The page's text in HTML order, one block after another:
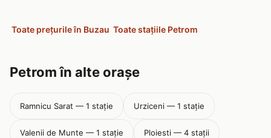
Toate prețurile în Buzau Toate stațiile Petrom
Petrom în alte orașe
Ramnicu Sarat — 1 stație Urziceni — 1 stație
Valenii de Munte — 1 stație Ploiesti — 4 stații